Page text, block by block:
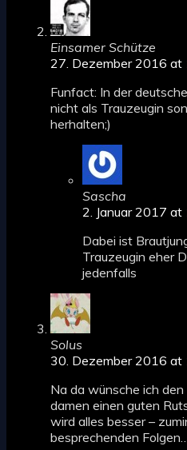
Einsamer Schütze
27. Dezember 2016 at
Funfact: In der
nicht als Trauzeugin
herhalten;)
Sascha
2. Januar 2017 at
Dabei ist
Trauzeugin eher
jedenfalls
Solus
30. Dezember 2016 at
Na da wünsche ich
damen einen guten
wird alles besser –
besprechenden